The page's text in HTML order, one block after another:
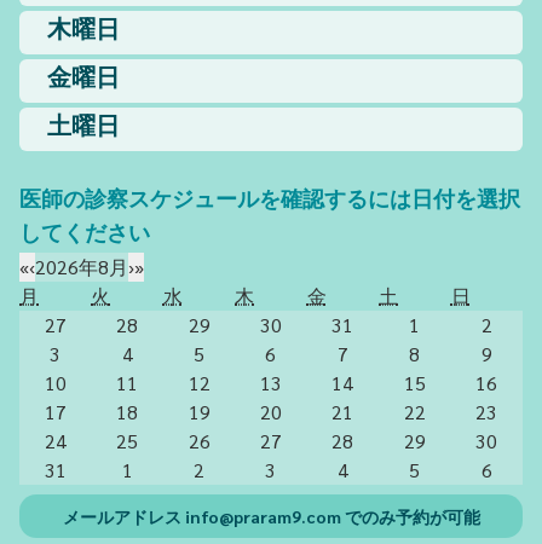
木曜日
金曜日
土曜日
医師の診察スケジュールを確認するには日付を選択
してください
«‹2026年8月›»
月
火 水 木 金 土
日
27
28 29 30 31 1
2
3
4 5 6 7 8
9
10
11 12 13 14 15
16
17
18 19 20 21 22
23
24
25 26 27 28 29
30
31
1 2 3 4 5 6
メールアドレス info@praram9.comでのみ予約が可能